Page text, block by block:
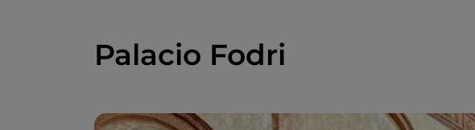
Palacio Fodri